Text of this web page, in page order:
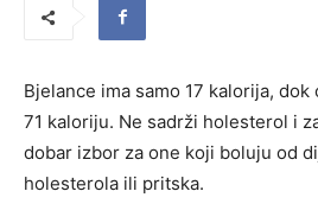
Bjelance ima samo 17 kalorija,
71 kaloriju. Ne sadrži holesterol i
dobar izbor za one koji boluju od
holesterola ili pritska.